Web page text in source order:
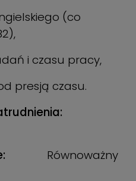
(co
i czasu pracy,
presją czasu.
Równoważny